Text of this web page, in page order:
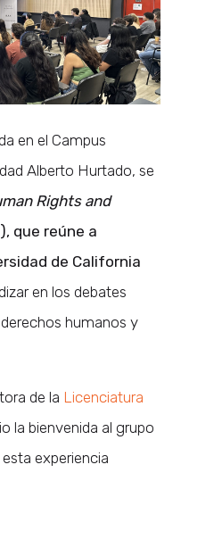
en el Campus
Alberto Hurtado, se
Rights and
que reúne a
de California
en los debates
humanos y
de la Licenciatura
la bienvenida al grupo
experiencia